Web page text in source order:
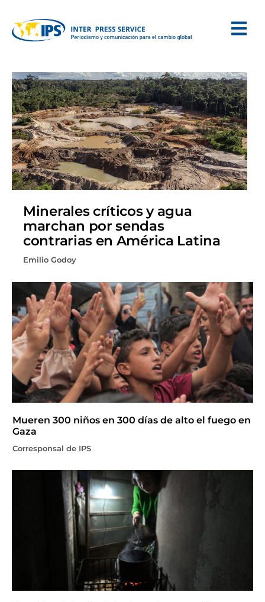
Minerales críticos y agua
marchan por sendas
contrarias en América Latina
Emilio Godoy
Mueren 300 niños en 300 días de alto el fuego en
Gaza
Corresponsal de IPS